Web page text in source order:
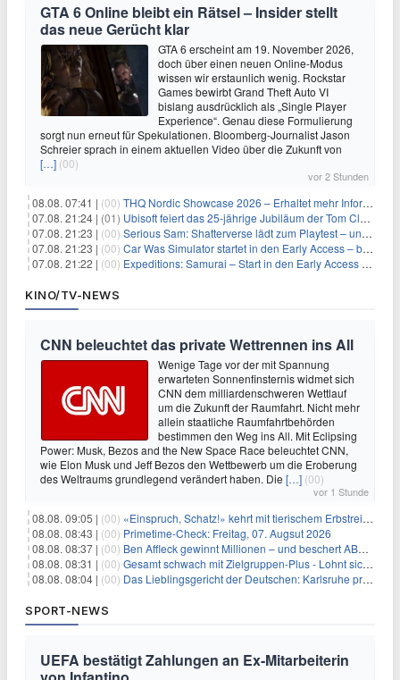
GTA 6 Online bleibt ein Rätsel – Insider stellt
das neue Gerücht klar
GTA 6 erscheint am 19. November 2026,
doch über einen neuen Online-Modus
wissen wir erstaunlich wenig. Rockstar
Games bewirbt Grand Theft Auto VI
bislang ausdrücklich als „Single Player
Experience“. Genau diese Formulierung
sorgt nun erneut für Spekulationen. Bloomberg-Journalist Jason
Schreier sprach in einem aktuellen Video über die Zukunft von
[…] (00)
vor 2 Stunden
08.08. 07:41 | (00) THQ Nordic Showcase 2026 – Erhaltet mehr Informationen
07.08. 21:24 | (01) Ubisoft feiert das 25-jährige Jubiläum der Tom Clancy’s Ghost Recon-Reihe
07.08. 21:23 | (00) Serious Sam: Shatterverse lädt zum Playtest – und erscheint schon bald!
07.08. 21:23 | (00) Car Was Simulator startet in den Early Access – bald gehts los!
07.08. 21:22 | (00) Expeditions: Samurai – Start in den Early Access ab heute im feudalen Japan
KINO/TV-NEWS
CNN beleuchtet das private Wettrennen ins All
Wenige Tage vor der mit Spannung
erwarteten Sonnenfinsternis widmet sich
CNN dem milliardenschweren Wettlauf
um die Zukunft der Raumfahrt. Nicht mehr
allein staatliche Raumfahrtbehörden
bestimmen den Weg ins All. Mit Eclipsing
Power: Musk, Bezos and the New Space Race beleuchtet CNN,
wie Elon Musk und Jeff Bezos den Wettbewerb um die Eroberung
des Weltraums grundlegend verändert haben. Die […] (00)
vor 1 Stunde
08.08. 09:05 | (00) «Einspruch, Schatz!» kehrt mit tierischem Erbstreit zurück
08.08. 08:43 | (00) Primetime-Check: Freitag, 07. Augsut 2026
08.08. 08:37 | (00) Ben Affleck gewinnt Millionen – und beschert ABC Top-Quoten
08.08. 08:31 | (00) Gesamt schwach mit Zielgruppen-Plus - Lohnt sich First Dates Hotel doch?
08.08. 08:04 | (00) Das Lieblingsgericht der Deutschen: Karlsruhe prägt seit 75 Jahren die Republik
SPORT-NEWS
UEFA bestätigt Zahlungen an Ex-Mitarbeiterin